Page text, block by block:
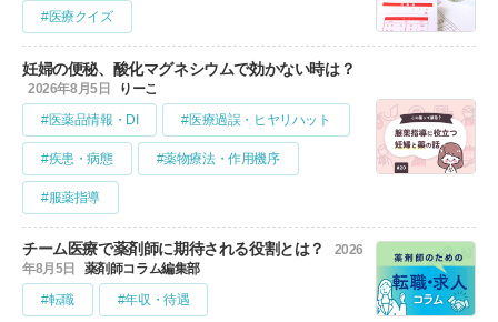
#医療クイズ
妊婦の便秘、酸化マグネシウムで効かない時は？
2026年8月5日
りーこ
#医薬品情報・DI
#医療過誤・ヒヤリハット
#疾患・病態 #薬物療法・作用機序
#服薬指導
チーム医療で薬剤師に期待される役割とは？
2026
年8月5日
薬剤師コラム編集部
#転職
#年収・待遇